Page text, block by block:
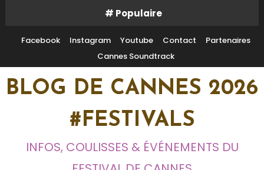
Content
# Populaire
Facebook Instagram Youtube Contact
Partenaires
Cannes Soundtrack
BLOG DE CANNES 2026
#FESTIVALS
INFOS, COULISSES & ÉVÉNEMENTS DU